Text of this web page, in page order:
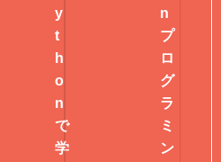
y
t
h
o
n
で
学
n
プ
ロ
グ
ラ
ミ
ン